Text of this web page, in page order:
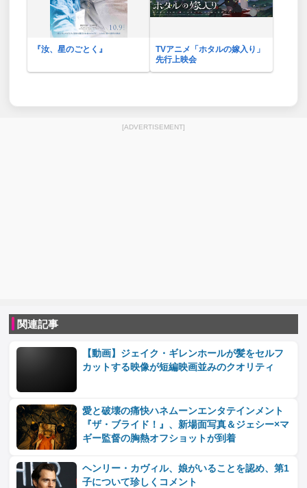
『汝、星のごとく』
TVアニメ「ホタルの嫁入り」
先行上映会
[ADVERTISEMENT]
関連記事
【動画】ジェイク・ギレンホールが髪をセルフ
カットする映像が短編映画並みのクオリティ
愛と破壊の痛快ハネムーンエンタテインメント
『ザ・ブライド！』、新場面写真＆ジェシー×マ
ギー監督の胸熱オフショットが到着
ヘンリー・カヴィル、娘がいることを認め、第1
子について珍しくコメント